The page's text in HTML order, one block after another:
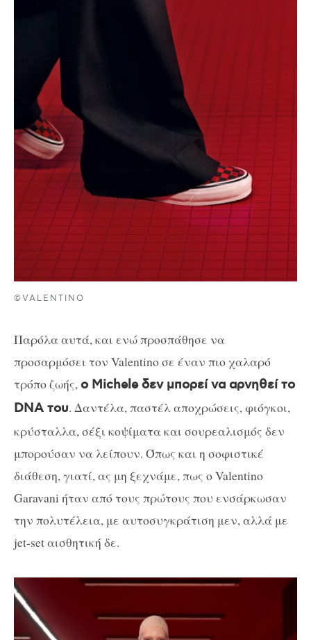
©VALENTINO
Παρόλα αυτά, και ενώ προσπάθησε να
προσαρμόσει τον Valentino σε έναν πιο χαλαρό
τρόπο ζωής,ο Michele δεν μπορεί να αρνηθεί το
DNA του. Δαντέλα, παστέλ αποχρώσεις, φιόγκοι,
κρύσταλλα, σέξι κοψίματα και σουρεαλισμός δεν
μπορούσαν να λείπουν. Όπως και η σοφιστικέ
διάθεση, γιατί, ας μη ξεχνάμε, πως ο Valentino
Garavani ήταν από τους πρώτους που ενσάρκωσαν
την πολυτέλεια, με αυτοσυγκράτιση μεν, αλλά με
jet-set αισθητική δε.